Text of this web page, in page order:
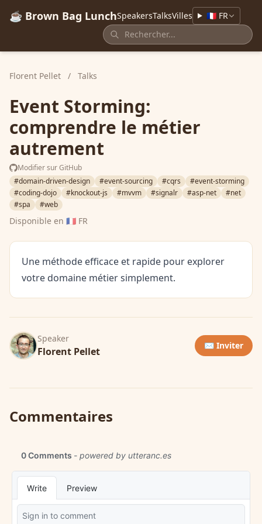
☕ Brown Bag LunchSpeakersTalksVilles 🇫🇷 FR
Florent Pellet / Talks
Event Storming:
comprendre le métier
autrement
Modifier sur GitHub
#domain-driven-design
#event-sourcing #cqrs
#event-storming
#coding-dojo
#knockout-js #mvvm #signalr #asp-net
#net
#spa
#web
Disponible en 🇫🇷 FR
Une méthode efficace et rapide pour explorer
votre domaine métier simplement.
Speaker
Florent Pellet ✉️ Inviter
Commentaires